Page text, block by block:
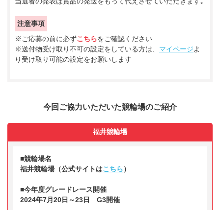
注意事項
※ご応募の前に必ずこちらをご確認ください
※送付物受け取り不可の設定をしている方は、 マイページよ
り受け取り可能の設定をお願いします
今回ご協力いただいた競輪場のご紹介
福井競輪場
■競輪場名
福井競輪場（公式サイトはこちら）
■今年度グレードレース開催
2024年7月20日～23日 G3開催